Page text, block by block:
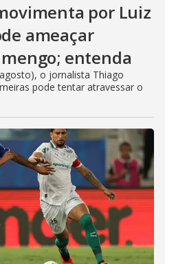
por Luiz
ameaçar
entenda
o jornalista Thiago
pode tentar atravessar o